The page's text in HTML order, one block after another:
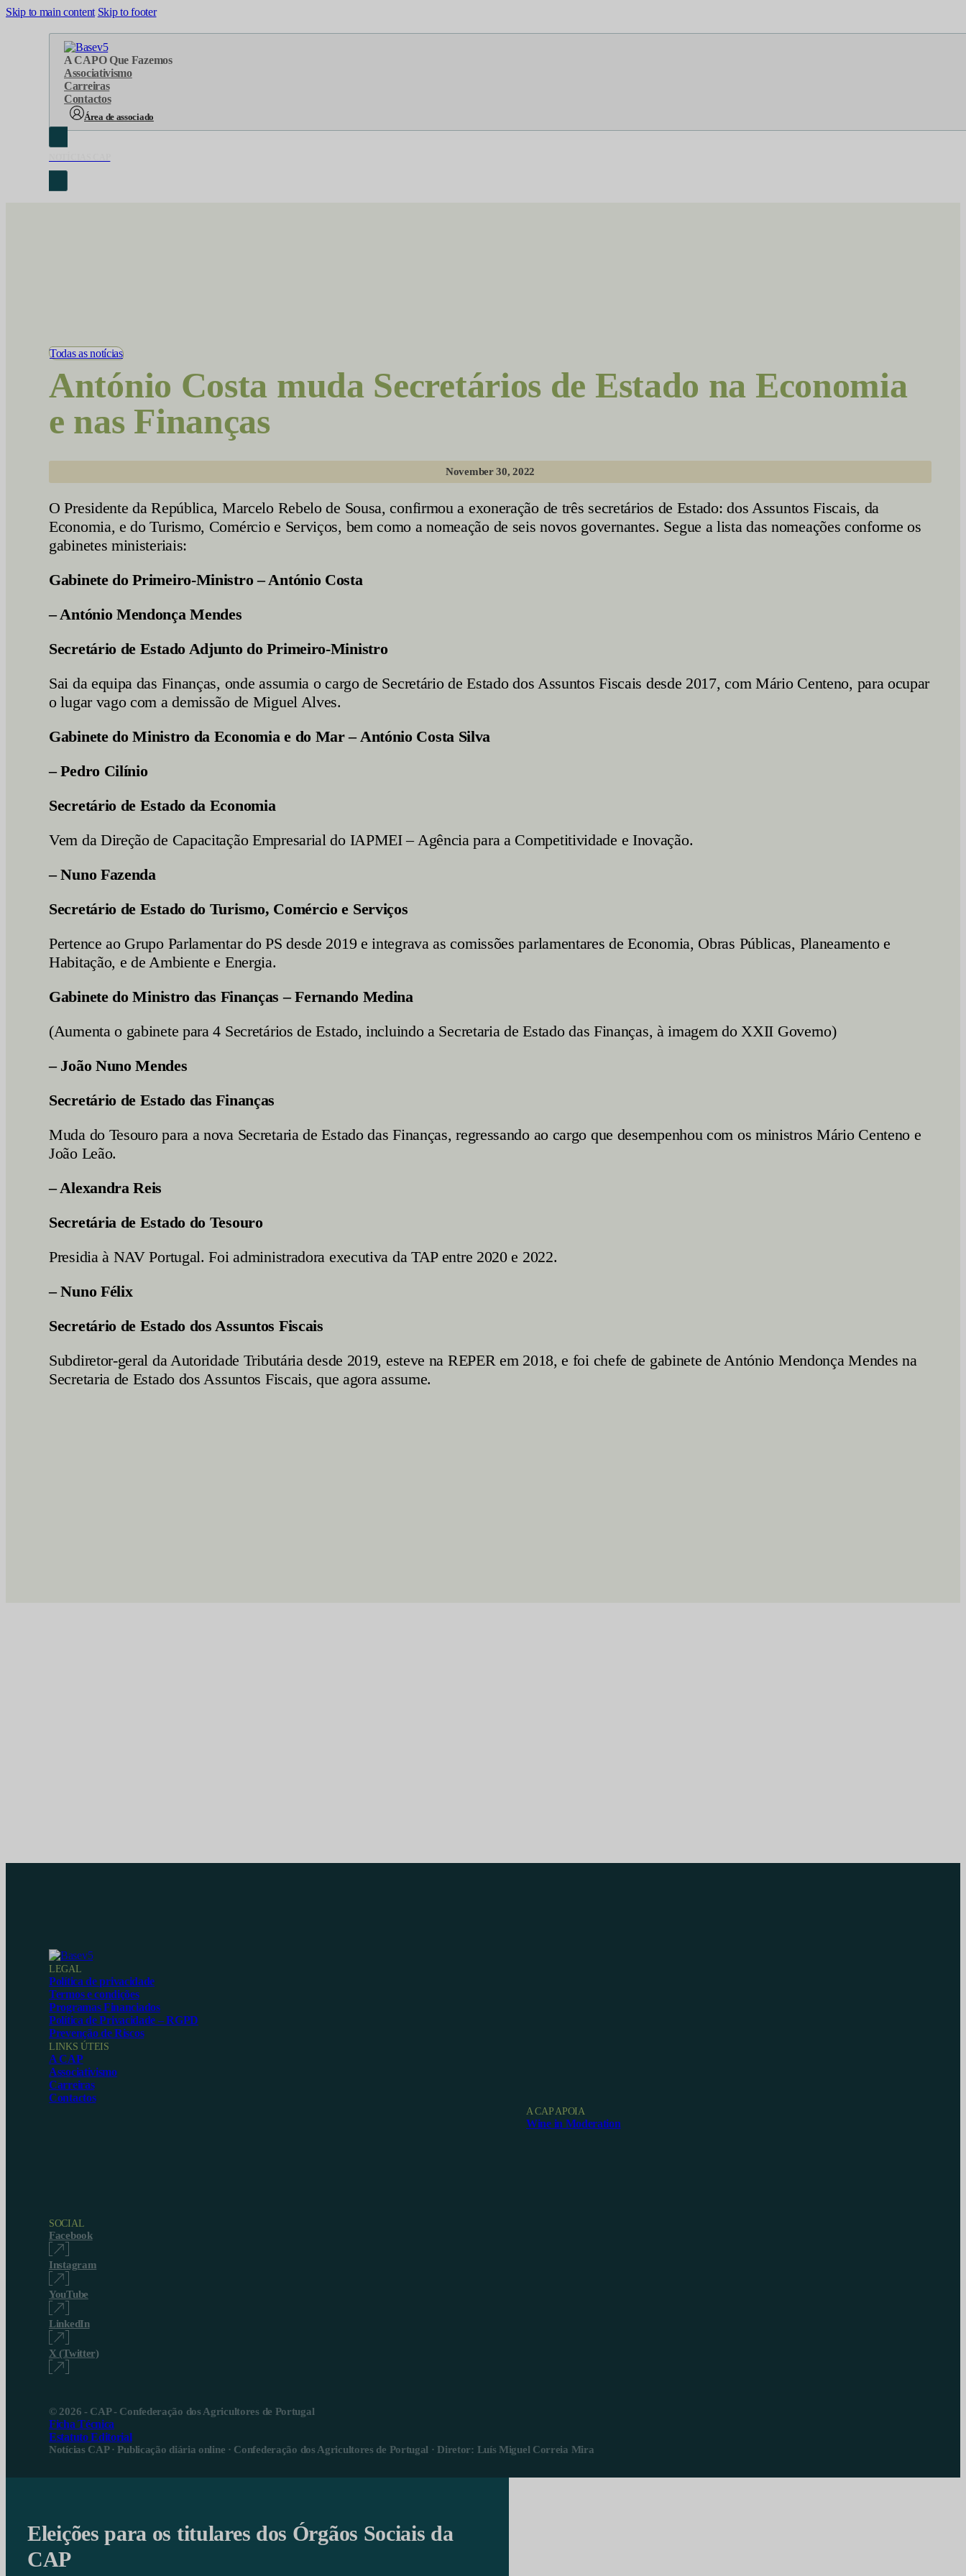
Skip to main content Skip to footer
A CAPO Que Fazemos
Associativismo
Carreiras
Contactos
Área de associado
Todas as notícias
António Costa muda Secretários de Estado na Economia
e nas Finanças
November 30, 2022
O Presidente da República, Marcelo Rebelo de Sousa, confirmou a exoneração de três secretários de Estado: dos Assuntos Fiscais, da
Economia, e do Turismo, Comércio e Serviços, bem como a nomeação de seis novos governantes. Segue a lista das nomeações conforme os
gabinetes ministeriais:
Gabinete do Primeiro-Ministro – António Costa
– António Mendonça Mendes
Secretário de Estado Adjunto do Primeiro-Ministro
Sai da equipa das Finanças, onde assumia o cargo de Secretário de Estado dos Assuntos Fiscais desde 2017, com Mário Centeno, para ocupar
o lugar vago com a demissão de Miguel Alves.
Gabinete do Ministro da Economia e do Mar – António Costa Silva
– Pedro Cilínio
Secretário de Estado da Economia
Vem da Direção de Capacitação Empresarial do IAPMEI – Agência para a Competitividade e Inovação.
– Nuno Fazenda
Secretário de Estado do Turismo, Comércio e Serviços
Pertence ao Grupo Parlamentar do PS desde 2019 e integrava as comissões parlamentares de Economia, Obras Públicas, Planeamento e
Habitação, e de Ambiente e Energia.
Gabinete doMinistro das Finanças – Fernando Medina
(Aumenta o gabinete para 4 Secretários de Estado, incluindo a Secretaria de Estado das Finanças, à imagem do XXII Governo)
– João Nuno Mendes
Secretário de Estado das Finanças
Muda do Tesouro para a nova Secretaria de Estado das Finanças, regressando ao cargo que desempenhou com os ministros Mário Centeno e
João Leão.
– Alexandra Reis
Secretária de Estado do Tesouro
Presidia à NAV Portugal. Foi administradora executiva da TAP entre 2020 e 2022.
– Nuno Félix
Secretário de Estado dos Assuntos Fiscais
Subdiretor-geral da Autoridade Tributária desde 2019, esteve na REPER em 2018, e foi chefe de gabinete de António Mendonça Mendes na
Secretaria de Estado dos Assuntos Fiscais, que agora assume.
LEGAL
Política de privacidade
Termos e condições
Programas Financiados
Política de Privacidade – RGPD
Prevenção de Riscos
LINKS ÚTEIS
A CAP
Associativismo
Carreiras
Contactos
A CAP APOIA
Wine in Moderation
SOCIAL
Facebook
Instagram
YouTube
LinkedIn
X (Twitter)
© 2026 - CAP - Confederação dos Agricultores de Portugal
Ficha Técnica
Estatuto Editorial
Notícias CAP · Publicação diária online · Confederação dos Agricultores de Portugal · Diretor: Luís Miguel Correia Mira
Eleições para os titulares dos Órgãos Sociais da
CAP